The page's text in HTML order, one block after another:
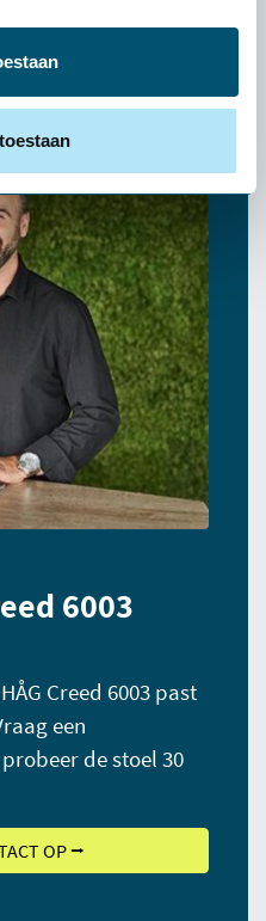
6003
Creed 6003 past
een
de stoel 30
OP ⭢